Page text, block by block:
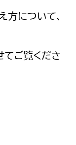
策課
方について、
てご覧くださ